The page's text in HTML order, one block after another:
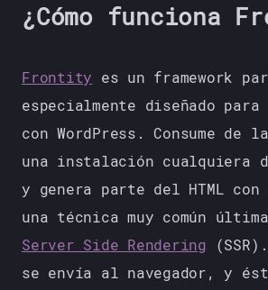
¿Cómo funciona
Frontity es un framework
especialmente diseñado
con WordPress. Consume de
una instalación cualquiera
y genera parte del HTML con
una técnica muy común
Server Side Rendering
se envía al navegador, y